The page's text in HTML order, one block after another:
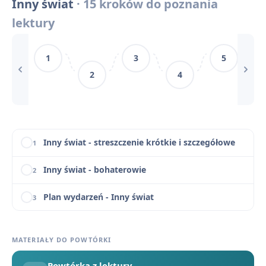
Inny świat · 15 kroków do poznania
lektury
1
2
3
4
5
11 Ważne miejsca i instytucje obozu
Inny świat - cytaty
Mechanizmy ideologicznej tresury
1 Inny świat - streszczenie krótkie i szczegółowe
2 Inny świat - bohaterowie
3 Plan wydarzeń - Inny świat
5 Kontekst filozoficzny i literacki Innego świata
MATERIAŁY DO POWTÓRKI